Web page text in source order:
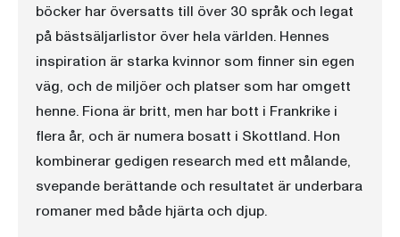
böcker har översatts till över 30 språk och legat
på bästsäljarlistor över hela världen. Hennes
inspiration är starka kvinnor som finner sin egen
väg, och de miljöer och platser som har omgett
henne. Fiona är britt, men har bott i Frankrike i
flera år, och är numera bosatt i Skottland. Hon
kombinerar gedigen research med ett målande,
svepande berättande och resultatet är underbara
romaner med både hjärta och djup.